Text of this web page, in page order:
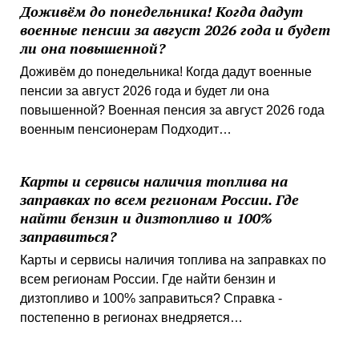
Доживём до понедельника! Когда дадут
военные пенсии за август 2026 года и будет
ли она повышенной?
Доживём до понедельника! Когда дадут военные
пенсии за август 2026 года и будет ли она
повышенной? Военная пенсия за август 2026 года
военным пенсионерам Подходит…
Карты и сервисы наличия топлива на
заправках по всем регионам России. Где
найти бензин и дизтопливо и 100%
заправиться?
Карты и сервисы наличия топлива на заправках по
всем регионам России. Где найти бензин и
дизтопливо и 100% заправиться? Справка -
постепенно в регионах внедряется…